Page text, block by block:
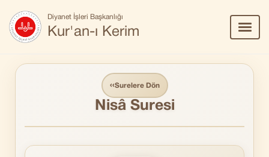
Diyanet İşleri Başkanlığı
Kur'an-ı Kerim
Aç/
‹‹Surelere Dön
Nisâ Suresi